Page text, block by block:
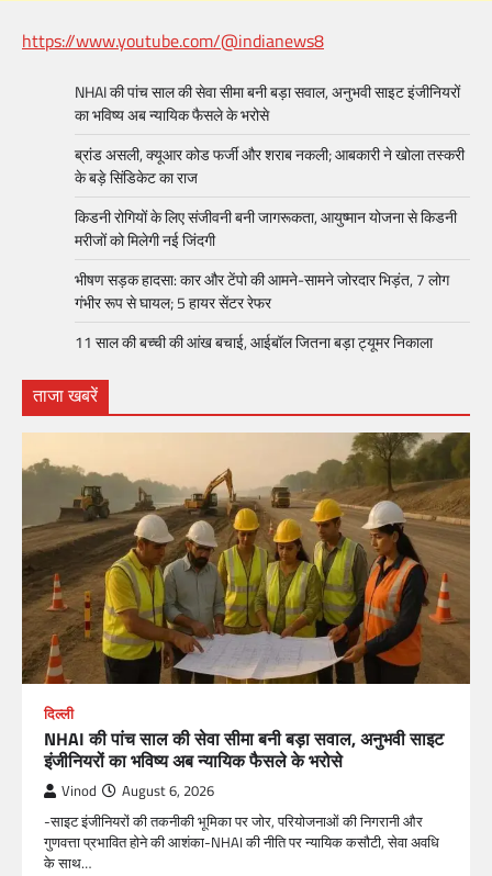
https://www.youtube.com/@indianews8
NHAI की पांच साल की सेवा सीमा बनी बड़ा सवाल, अनुभवी साइट इंजीनियरों
का भविष्य अब न्यायिक फैसले के भरोसे
ब्रांड असली, क्यूआर कोड फर्जी और शराब नकली; आबकारी ने खोला तस्करी
के बड़े सिंडिकेट का राज
किडनी रोगियों के लिए संजीवनी बनी जागरूकता, आयुष्मान योजना से किडनी
मरीजों को मिलेगी नई जिंदगी
भीषण सड़क हादसा: कार और टेंपो की आमने-सामने जोरदार भिड़ंत, 7 लोग
गंभीर रूप से घायल; 5 हायर सेंटर रेफर​
11 साल की बच्ची की आंख बचाई, आईबॉल जितना बड़ा ट्यूमर निकाला
ताजा खबरें
दिल्ली
NHAI की पांच साल की सेवा सीमा बनी बड़ा सवाल, अनुभवी साइट
इंजीनियरों का भविष्य अब न्यायिक फैसले के भरोसे
Vinod August 6, 2026
-साइट इंजीनियरों की तकनीकी भूमिका पर जोर, परियोजनाओं की निगरानी और
गुणवत्ता प्रभावित होने की आशंका-NHAI की नीति पर न्यायिक कसौटी, सेवा अवधि
के साथ…